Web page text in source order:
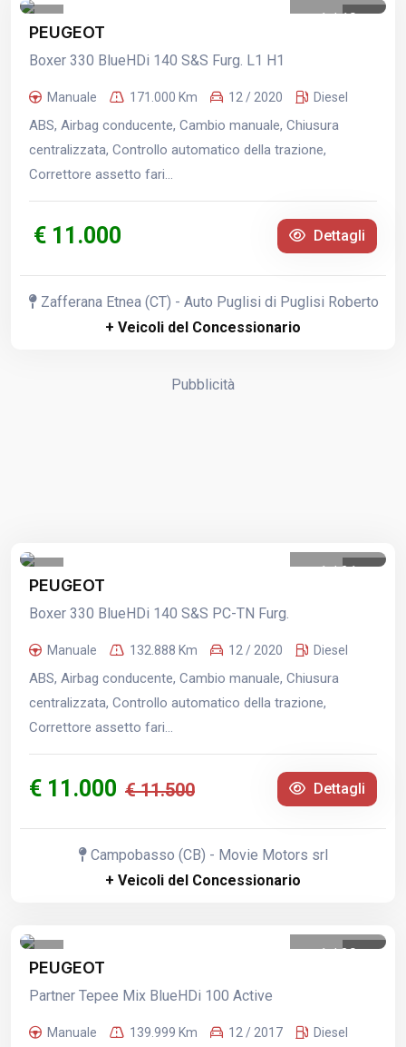
1 /10
PEUGEOT
Boxer 330 BlueHDi 140 S&S Furg. L1 H1
Manuale 171.000 Km 12 / 2020 Diesel
ABS, Airbag conducente, Cambio manuale, Chiusura
centralizzata, Controllo automatico della trazione,
Correttore assetto fari...
€ 11.000 Dettagli
Zafferana Etnea (CT) - Auto Puglisi di Puglisi Roberto
+ Veicoli del Concessionario
Pubblicità
1 /21
PEUGEOT
Boxer 330 BlueHDi 140 S&S PC-TN Furg.
Manuale 132.888 Km 12 / 2020 Diesel
ABS, Airbag conducente, Cambio manuale, Chiusura
centralizzata, Controllo automatico della trazione,
Correttore assetto fari...
€ 11.000 € 11.500 Dettagli
Campobasso (CB) - Movie Motors srl
+ Veicoli del Concessionario
1 /30
PEUGEOT
Partner Tepee Mix BlueHDi 100 Active
Manuale 139.999 Km 12 / 2017 Diesel